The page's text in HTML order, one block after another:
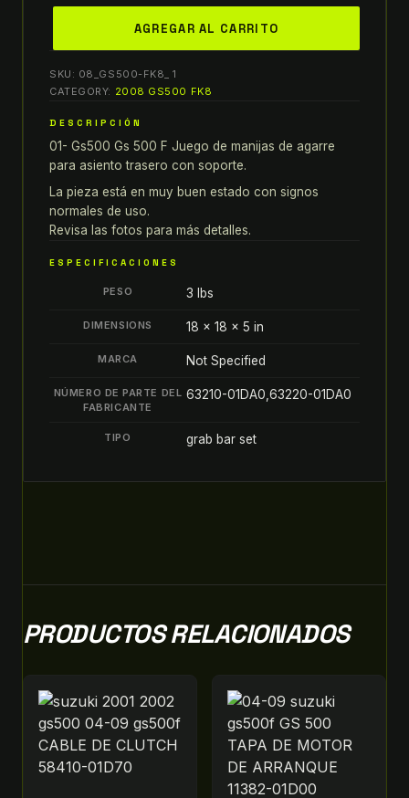
gs500
09
gs
500
f
JUEGO
DE
MANIJAS
PARA
TRASERO
CON
SOPORTE
AGREGAR AL CARRITO
SKU: 08_GS500-FK8_ 1
CATEGORY: 2008 GS500 FK8
DESCRIPCIÓN
01- Gs500 Gs 500 F Juego de manijas de agarre
para asiento trasero con soporte.
La pieza está en muy buen estado con signos
normales de uso.
Revisa las fotos para más detalles.
ESPECIFICACIONES
PESO 3 lbs
DIMENSIONS 18 × 18 × 5 in
MARCA Not Specified
NÚMERO DE PARTE DEL
FABRICANTE
63210-01DA0,63220-01DA0
TIPO grab bar set
PRODUCTOS RELACIONADOS